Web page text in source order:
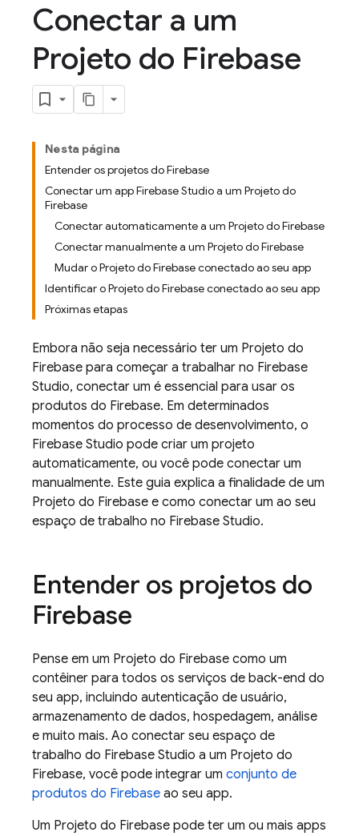
Conectar a um
Projeto do Firebase
Nesta página
Entender os projetos do Firebase
Conectar um app Firebase Studio a um Projeto do
Firebase
Conectar automaticamente a um Projeto do Firebase
Conectar manualmente a um Projeto do Firebase
Mudar o Projeto do Firebase conectado ao seu app
Identificar o Projeto do Firebase conectado ao seu app
Próximas etapas
Embora não seja necessário ter um Projeto do
Firebase para começar a trabalhar no Firebase
Studio, conectar um é essencial para usar os
produtos do Firebase. Em determinados
momentos do processo de desenvolvimento, o
Firebase Studio pode criar um projeto
automaticamente, ou você pode conectar um
manualmente. Este guia explica a finalidade de um
Projeto do Firebase e como conectar um ao seu
espaço de trabalho no Firebase Studio.
Entender os projetos do
Firebase
Pense em um Projeto do Firebase como um
contêiner para todos os serviços de back-end do
seu app, incluindo autenticação de usuário,
armazenamento de dados, hospedagem, análise
e muito mais. Ao conectar seu espaço de
trabalho do Firebase Studio a um Projeto do
Firebase, você pode integrar um conjunto de
produtos do Firebase ao seu app.
Um Projeto do Firebase pode ter um ou mais apps